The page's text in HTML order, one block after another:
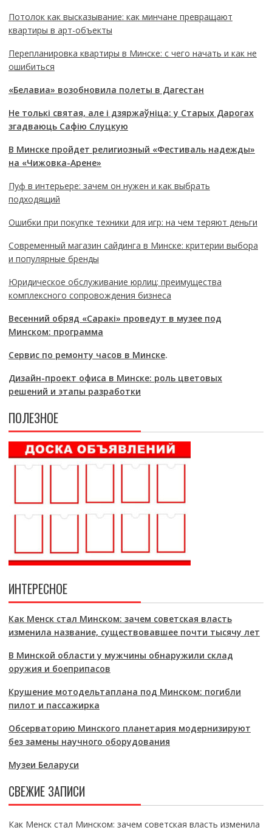
Потолок как высказывание: как минчане превращают
квартиры в арт-объекты
Перепланировка квартиры в Минске: с чего начать и как не
ошибиться
«Белавиа» возобновила полеты в Дагестан
Не толькі святая, але і дзяржаўніца: у Старых Дарогах
згадваюць Сафію Слуцкую
В Минске пройдет религиозный «Фестиваль надежды»
на «Чижовка-Арене»
Пуф в интерьере: зачем он нужен и как выбрать
подходящий
Ошибки при покупке техники для игр: на чем теряют деньги
Современный магазин сайдинга в Минске: критерии выбора
и популярные бренды
Юридическое обслуживание юрлиц: преимущества
комплексного сопровождения бизнеса
Весенний обряд «Саракі» проведут в музее под
Минском: программа
Сервис по ремонту часов в Минске.
Дизайн-проект офиса в Минске: роль цветовых
решений и этапы разработки
ПОЛЕЗНОЕ
ИНТЕРЕСНОЕ
Как Менск стал Минском: зачем советская власть
изменила название, существовавшее почти тысячу лет
В Минской области у мужчины обнаружили склад
оружия и боеприпасов
Крушение мотодельтаплана под Минском: погибли
пилот и пассажирка
Обсерваторию Минского планетария модернизируют
без замены научного оборудования
Музеи Беларуси
СВЕЖИЕ ЗАПИСИ
Как Менск стал Минском: зачем советская власть изменила